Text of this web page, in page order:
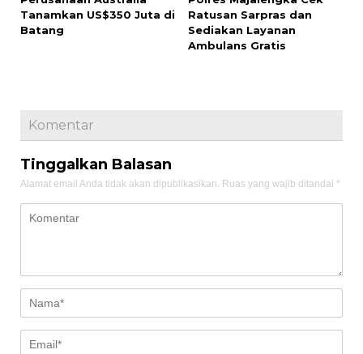
Tanamkan US$350 Juta di
Batang
Ratusan Sarpras dan
Sediakan Layanan
Ambulans Gratis
Komentar
Tinggalkan Balasan
Alamat email Anda tidak akan dipublikasikan. Ruas yang wajib ditandai *